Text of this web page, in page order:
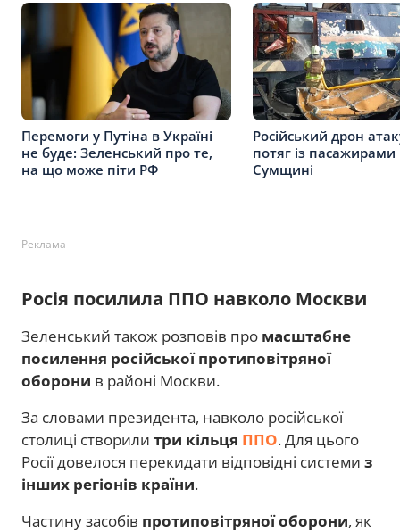
Перемоги у Путіна в Україні
не буде: Зеленський про те,
на що може піти РФ
Російський дрон
потяг із пасажирами
Сумщині
Реклама
Росія посилила ППО навколо Москви
Зеленський також розповів про масштабне
посилення російської протиповітряної
оборони в районі Москви.
За словами президента, навколо російської
столиці створили три кільця ППО. Для цього
Росії довелося перекидати відповідні системи з
інших регіонів країни.
Частину засобів протиповітряної оборони, як